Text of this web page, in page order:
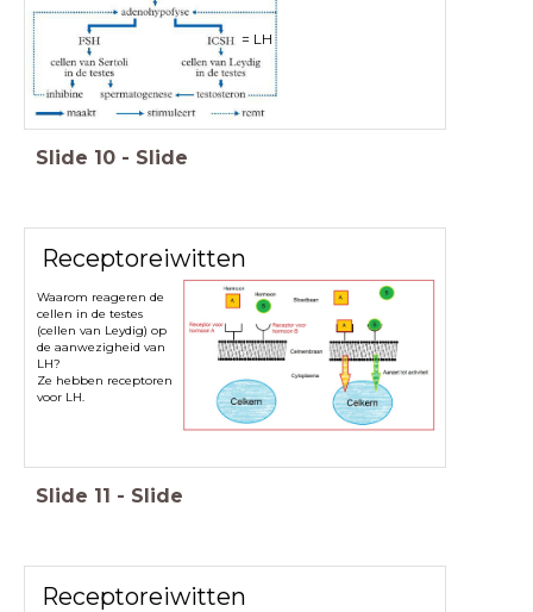
= LH
Slide 10 - Slide
Receptoreiwitten
Waarom reageren de
cellen in de testes
(cellen van Leydig) op
de aanwezigheid van
LH?
Ze hebben receptoren
voor LH.
Slide 11 - Slide
Receptoreiwitten